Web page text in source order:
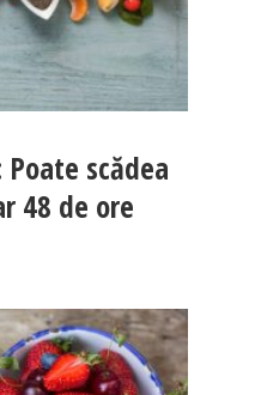
scădea
48 de ore